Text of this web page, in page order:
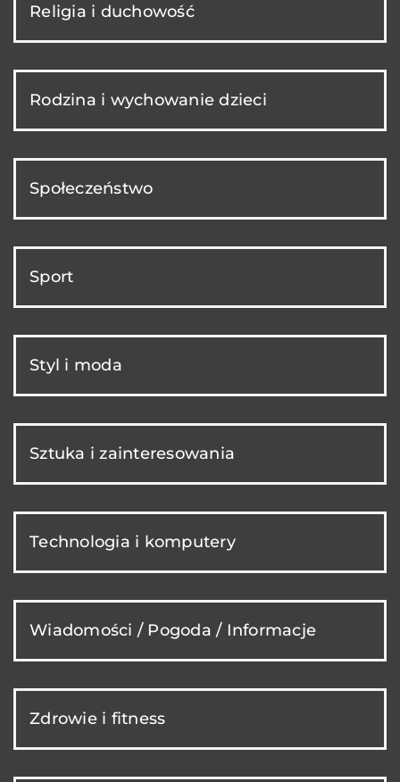
Religia i duchowość
Rodzina i wychowanie dzieci
Społeczeństwo
Sport
Styl i moda
Sztuka i zainteresowania
Technologia i komputery
Wiadomości / Pogoda / Informacje
Zdrowie i fitness